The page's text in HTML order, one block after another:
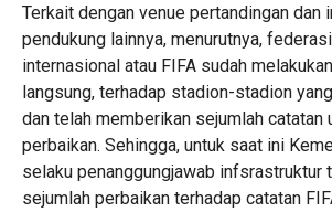
Terkait dengan venue pertandingan dan
pendukung lainnya, menurutnya,
internasional atau FIFA sudah
langsung, terhadap stadion-stadion
dan telah memberikan sejumlah catatan
perbaikan. Sehingga, untuk saat ini
selaku penanggungjawab infsrastruktur
sejumlah perbaikan terhadap catatan